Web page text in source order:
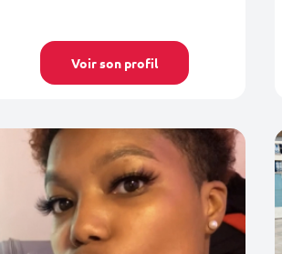
Voir son profil